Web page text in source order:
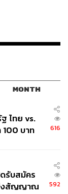
MONTH
ไทย vs.
100 บาท
616
รับสมัคร
งสัญญาณ
592